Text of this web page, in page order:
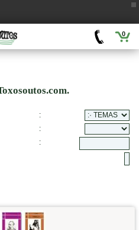
0
:
:
: